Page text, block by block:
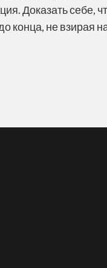
Доказать себе,
до конца, не взирая